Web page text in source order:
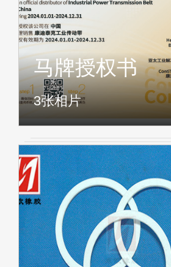
马牌授权书
3张相片